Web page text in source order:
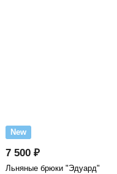
New
7 500 ₽
Льняные брюки "Эдуард"